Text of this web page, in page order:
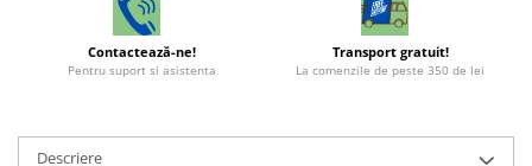
Contactează-ne!
Pentru suport si asistenta
Transport gratuit!
La comenzile de peste 350 de lei
Descriere